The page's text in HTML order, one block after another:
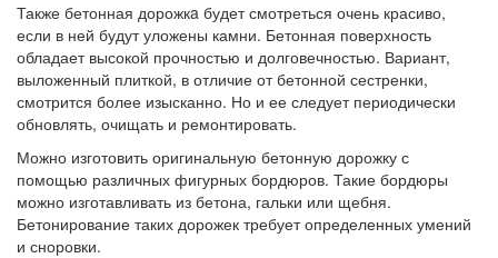
Также бетонная дорожкa будет смотреться очень красиво,
если в ней будут уложены камни. Бетонная поверхность
обладает высокой прочностью и долговечностью. Вариант,
выложенный плиткой, в отличие от бетонной сестренки,
смотрится более изысканно. Но и ее следует периодически
обновлять, очищать и ремонтировать.
Можно изготовить оригинальную бетонную дорожку с
помощью различных фигурных бордюров. Такие бордюры
можно изготавливать из бетона, гальки или щебня.
Бетонирование таких дорожек требует определенных умений
и сноровки.